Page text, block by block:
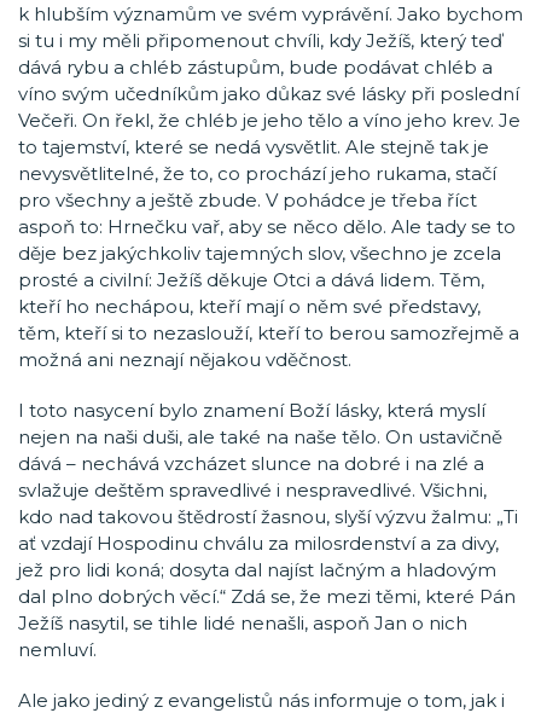
k hlubším významům ve svém vyprávění. Jako bychom
si tu i my měli připomenout chvíli, kdy Ježíš, který teď
dává rybu a chléb zástupům, bude podávat chléb a
víno svým učedníkům jako důkaz své lásky při poslední
Večeři. On řekl, že chléb je jeho tělo a víno jeho krev. Je
to tajemství, které se nedá vysvětlit. Ale stejně tak je
nevysvětlitelné, že to, co prochází jeho rukama, stačí
pro všechny a ještě zbude. V pohádce je třeba říct
aspoň to: Hrnečku vař, aby se něco dělo. Ale tady se to
děje bez jakýchkoliv tajemných slov, všechno je zcela
prosté a civilní: Ježíš děkuje Otci a dává lidem. Těm,
kteří ho nechápou, kteří mají o něm své představy,
těm, kteří si to nezaslouží, kteří to berou samozřejmě a
možná ani neznají nějakou vděčnost.
I toto nasycení bylo znamení Boží lásky, která myslí
nejen na naši duši, ale také na naše tělo. On ustavičně
dává – nechává vzcházet slunce na dobré i na zlé a
svlažuje deštěm spravedlivé i nespravedlivé. Všichni,
kdo nad takovou štědrostí žasnou, slyší výzvu žalmu: „Ti
ať vzdají Hospodinu chválu za milosrdenství a za divy,
jež pro lidi koná; dosyta dal najíst lačným a hladovým
dal plno dobrých věcí.“ Zdá se, že mezi těmi, které Pán
Ježíš nasytil, se tihle lidé nenašli, aspoň Jan o nich
nemluví.
Ale jako jediný z evangelistů nás informuje o tom, jak i